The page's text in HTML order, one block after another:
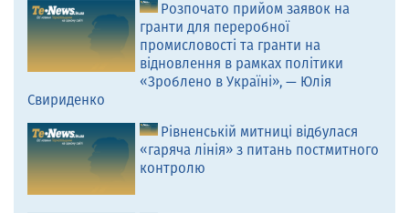
Розпочато прийом заявок на
гранти для переробної
промисловості та гранти на
відновлення в рамках політики
«Зроблено в Україні», — Юлія
Свириденко
Рівненській митниці відбулася
«гаряча лінія» з питань постмитного
контролю